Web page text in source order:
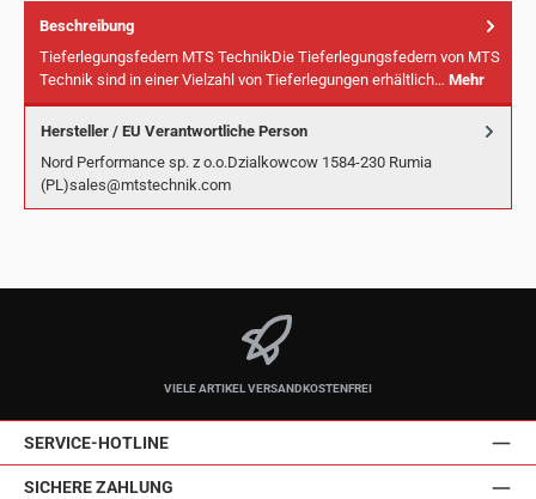
Beschreibung
Tieferlegungsfedern MTS TechnikDie Tieferlegungsfedern von MTS
Technik sind in einer Vielzahl von Tieferlegungen erhältlich… Mehr
Hersteller / EU Verantwortliche Person
Nord Performance sp. z o.o.Dzialkowcow 1584-230 Rumia
(PL)sales@mtstechnik.com
VIELE ARTIKEL VERSANDKOSTENFREI
SERVICE-HOTLINE
SICHERE ZAHLUNG